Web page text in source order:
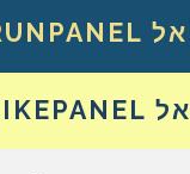
אל RUNPANEL
אל BIKEPANEL